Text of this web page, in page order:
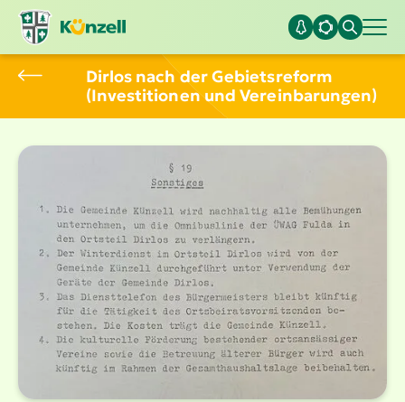
Dirlos nach der Gebiets­reform
(Inves­ti­tionen und Verein­ba­rungen)